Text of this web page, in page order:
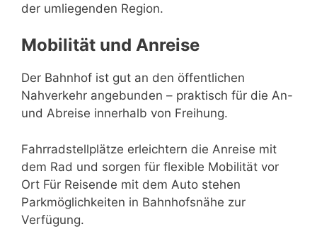
der umliegenden Region.
Mobilität und Anreise
Der Bahnhof ist gut an den öffentlichen
Nahverkehr angebunden – praktisch für die An-
und Abreise innerhalb von Freihung.
Fahrradstellplätze erleichtern die Anreise mit
dem Rad und sorgen für flexible Mobilität vor
Ort Für Reisende mit dem Auto stehen
Parkmöglichkeiten in Bahnhofsnähe zur
Verfügung.